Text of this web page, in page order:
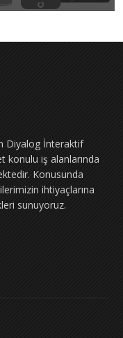
Diyalog İnteraktif
konulu iş alanlarında
Konusunda
ihtiyaçlarına
sunuyoruz.